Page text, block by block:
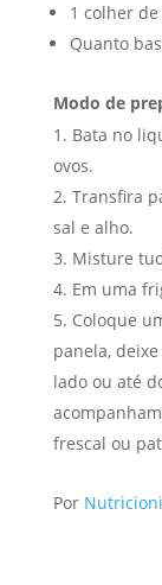
1 colher
Quanto
Modo de
Bata no
ovos.
Transfira
sal e alho.
Misture
Em uma
Coloque
panela,
lado ou até
frescal ou
Por